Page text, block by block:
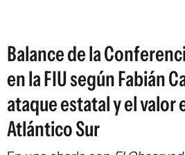
Balance de la
en la FIU según Fabián
ataque estatal y el
Atlántico Sur